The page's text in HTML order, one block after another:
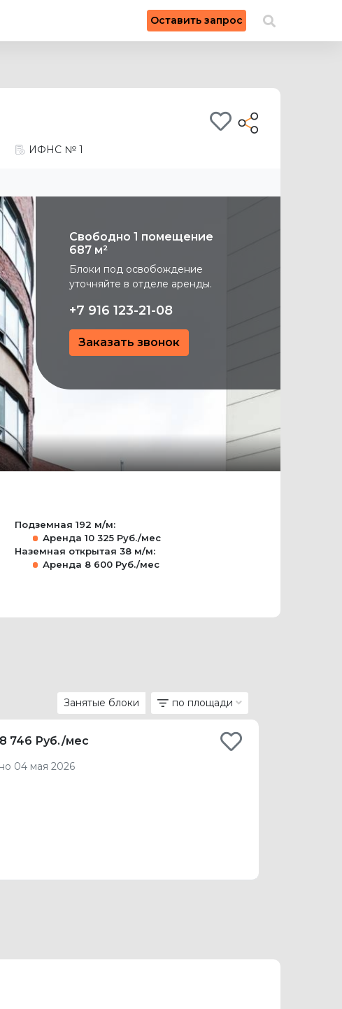
Оставить запрос
× Искать на карте
ИФНС № 1
Свободно 1 помещение
687 м²
Блоки под освобождение
уточняйте в отделе аренды.
+7 916 123-21-08
Заказать звонок
Подземная 192 м/м:
Аренда 10 325 Руб./мес
Наземная открытая 38 м/м:
Аренда 8 600 Руб./мес
Занятые блоки по площади
746 Руб./мес
04 мая 2026